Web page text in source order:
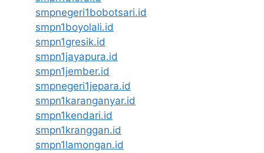
smpnegeri1bobotsari.id
smpn1boyolali.id
smpn1gresik.id
smpn1jayapura.id
smpn1jember.id
smpnegeri1jepara.id
smpn1karanganyar.id
smpn1kendari.id
smpn1kranggan.id
smpn1lamongan.id